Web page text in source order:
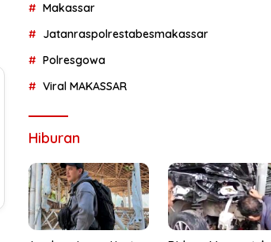
Makassar
Jatanraspolrestabesmakassar
Polresgowa
Viral MAKASSAR
Hiburan